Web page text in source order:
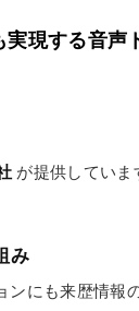
現する音声
が提供してい
み
ンにも来歴情報